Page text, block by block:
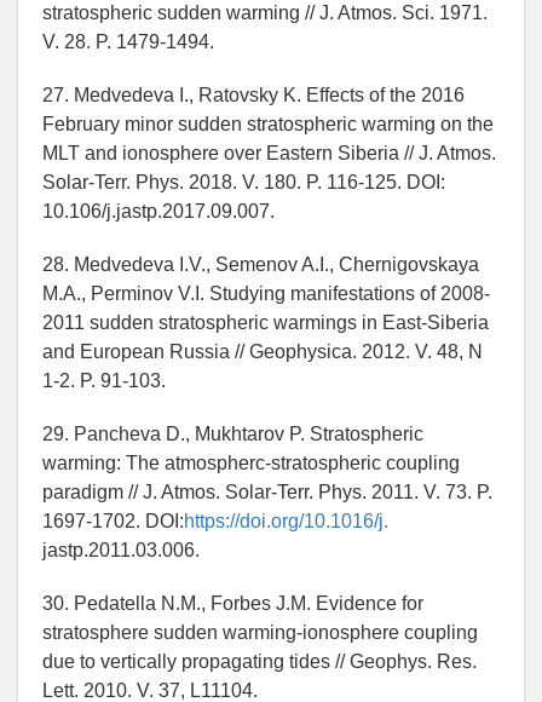
stratospheric sudden warming // J. Atmos. Sci. 1971.
V. 28. P. 1479-1494.
27. Medvedeva I., Ratovsky K. Effects of the 2016
February minor sudden stratospheric warming on the
MLT and ionosphere over Eastern Siberia // J. Atmos.
Solar-Terr. Phys. 2018. V. 180. P. 116-125. DOI:
10.106/j.jastp.2017.09.007.
28. Medvedeva I.V., Semenov A.I., Chernigovskaya
M.A., Perminov V.I. Studying manifestations of 2008-
2011 sudden stratospheric warmings in East-Siberia
and European Russia // Geophysica. 2012. V. 48, N
1-2. P. 91-103.
29. Pancheva D., Mukhtarov P. Stratospheric
warming: The atmospherc-stratospheric coupling
paradigm // J. Atmos. Solar-Terr. Phys. 2011. V. 73. P.
1697-1702. DOI:https://doi.org/10.1016/j.
jastp.2011.03.006.
30. Pedatella N.M., Forbes J.M. Evidence for
stratosphere sudden warming-ionosphere coupling
due to vertically propagating tides // Geophys. Res.
Lett. 2010. V. 37, L11104.